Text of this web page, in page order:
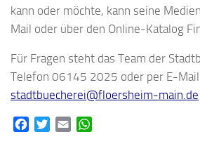
kann oder möchte, kann seine
Mail oder über den Online-Katalog
Für Fragen steht das Team der
Telefon 06145 2025 oder per E-Mail
stadtbuecherei@floersheim-main.de
FacebookTwitterEmail